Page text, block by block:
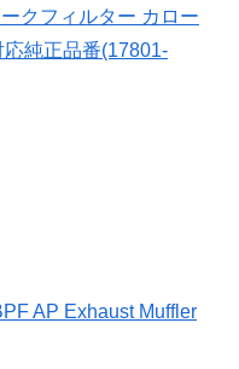
クフィルター カロー
純正品番(17801-
AP Exhaust Muffler